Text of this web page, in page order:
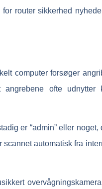
router sikkerhed
computer forsøger
ofte udnytter
er “admin” eller
automatisk fra